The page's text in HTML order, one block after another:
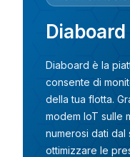
Diaboard
Diaboard è la
consente di
della tua flotta.
modem IoT sulle
numerosi dati dal
ottimizzare le